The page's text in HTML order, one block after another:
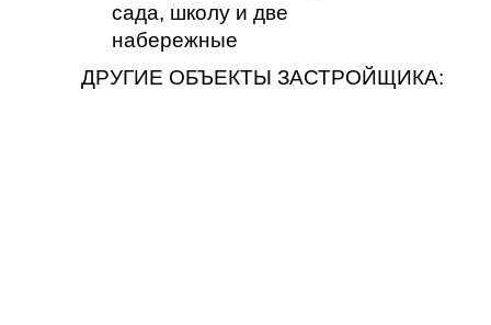
сада, школу и две
набережные
ДРУГИЕ ОБЪЕКТЫ ЗАСТРОЙЩИКА: